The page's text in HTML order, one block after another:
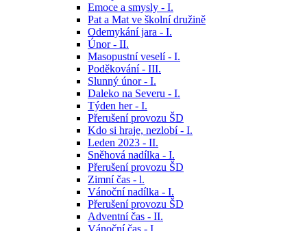
Emoce a smysly - I.
Pat a Mat ve školní družině
Odemykání jara - I.
Únor - II.
Masopustní veselí - I.
Poděkování - III.
Slunný únor - I.
Daleko na Severu - I.
Týden her - I.
Přerušení provozu ŠD
Kdo si hraje, nezlobí - I.
Leden 2023 - II.
Sněhová nadílka - I.
Přerušení provozu ŠD
Zimní čas - l.
Vánoční nadílka - I.
Přerušení provozu ŠD
Adventní čas - II.
Vánoční čas - I.